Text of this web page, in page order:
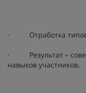
· Отработка
· Результат –
навыков участников.